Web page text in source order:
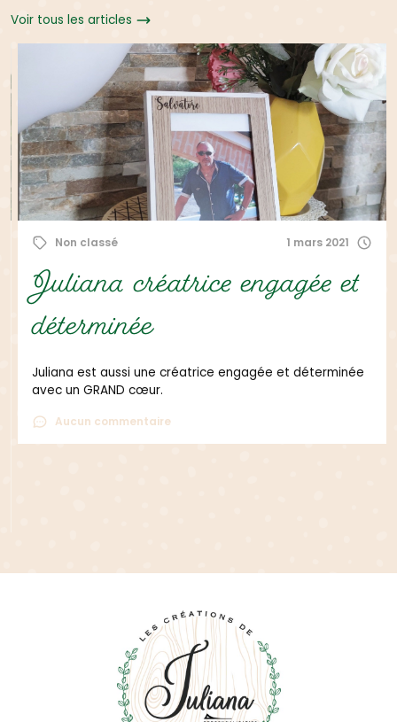
Voir tous les articles
Non classé 1 mars 2021
Juliana créatrice engagée et
déterminée
Juliana est aussi une créatrice engagée et déterminée
avec un GRAND cœur.
Aucun commentaire